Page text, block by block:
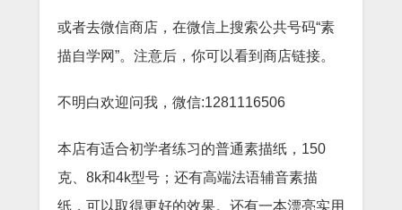
或者去微信商店，在微信上搜索公共号码“素
描自学网”。注意后，你可以看到商店链接。
不明白欢迎问我，微信:1281116506
本店有适合初学者练习的普通素描纸，150
克、8k和4k型号；还有高端法语辅音素描
纸，可以取得更好的效果。还有一本漂亮实用